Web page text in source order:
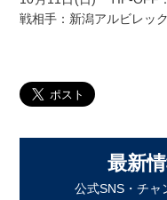
戦相手：新潟アルビレッ
最新
公式SNS・チャ